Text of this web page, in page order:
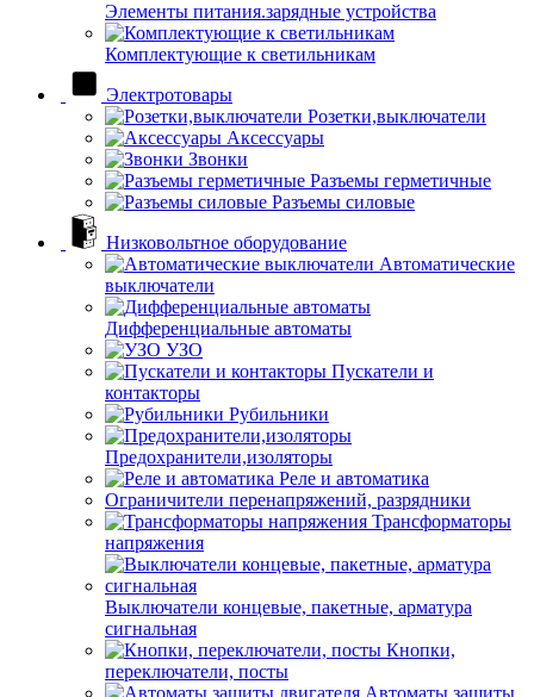
Элементы питания.зарядные устройства
Комплектующие к светильникам
Электротовары
Розетки,выключатели
Аксессуары
Звонки
Разъемы герметичные
Разъемы силовые
Низковольтное оборудование
Автоматические
выключатели
Дифференциальные автоматы
УЗО
Пускатели и
контакторы
Рубильники
Предохранители,изоляторы
Реле и автоматика
Ограничители перенапряжений, разрядники
Трансформаторы
напряжения
Выключатели концевые, пакетные, арматура
сигнальная
Кнопки,
переключатели, посты
Автоматы защиты